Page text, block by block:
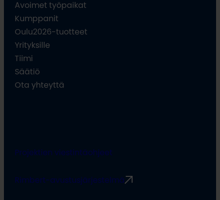
Avoimet työpaikat
Kumppanit
Oulu2026-tuotteet
Yrityksille
Tiimi
Säätiö
Ota yhteyttä
Projektien viestintäohjeet
Rimbert-avustusjärjestelmä